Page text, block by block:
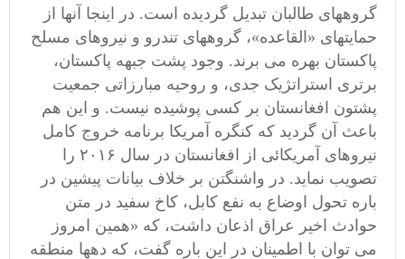
گروههای طالبان تبدیل گردیده است. در اینجا آنها از
حمایتهای «القاعده»، گروههای تندرو و نیروهای مسلح
پاکستان بهره می برند. وجود پشت جبهه پاکستان،
برتری استراتژیک جدی، و روحیه مبارزاتی جمعیت
پشتون افغانستان بر کسی پوشیده نیست. و این هم
باعث آن گردید که کنگره آمریکا برنامه خروج کامل
نیروهای آمریکائی از افغانستان در سال ۲۰۱۶ را
تصویب نماید. در واشنگتن بر خلاف بیانات پیشین در
باره تحول اوضاع به نفع کابل، کاخ سفید در متن
حوادث اخیر عراق اذعان داشت، که «همین امروز
می توان با اطمینان در این باره گفت، که دهها منطقه